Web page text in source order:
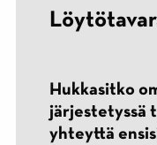
Hukkasitko
järjestetyssä
yhteyttä